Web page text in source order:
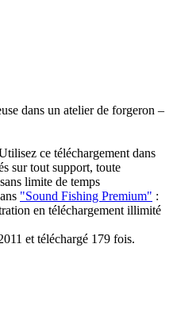
dans un atelier de forgeron –
ce téléchargement dans
sur tout support, toute
limite de temps
"Sound Fishing Premium" :
en téléchargement illimité
et téléchargé 179 fois.